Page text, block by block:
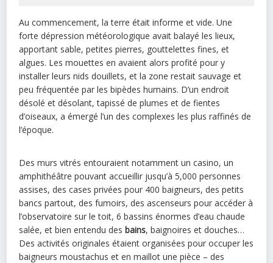
Au commencement, la terre était informe et vide. Une
forte dépression météorologique avait balayé les lieux,
apportant sable, petites pierres, gouttelettes fines, et
algues. Les mouettes en avaient alors profité pour y
installer leurs nids douillets, et la zone restait sauvage et
peu fréquentée par les bipèdes humains. D’un endroit
désolé et désolant, tapissé de plumes et de fientes
d’oiseaux, a émergé l’un des complexes les plus raffinés de
l’époque.
Des murs vitrés entouraient notamment un casino, un
amphithéâtre pouvant accueillir jusqu’à 5,000 personnes
assises, des cases privées pour 400 baigneurs, des petits
bancs partout, des fumoirs, des ascenseurs pour accéder à
l’observatoire sur le toit, 6 bassins énormes d’eau chaude
salée, et bien entendu desbains, baignoires et douches…
Des activités originales étaient organisées pour occuper les
baigneurs moustachus et en maillot une pièce – des